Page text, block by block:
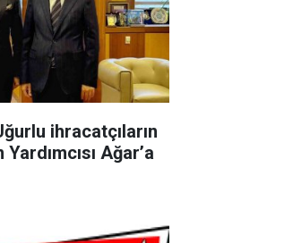
ihracatçıların
Ağar’a